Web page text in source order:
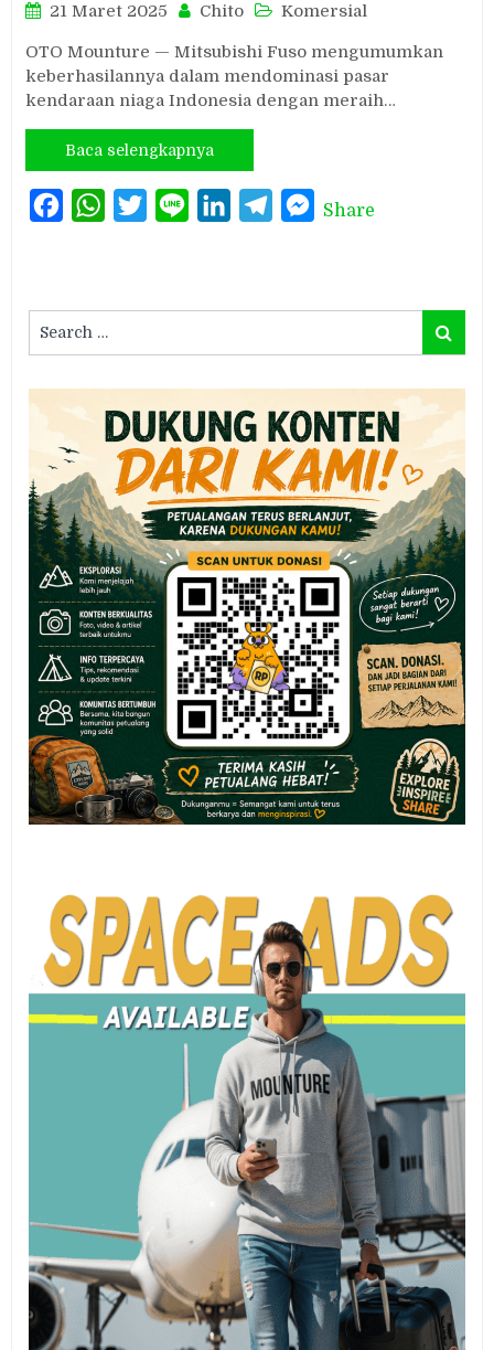
21 Maret 2025 Chito Komersial
OTO Mounture — Mitsubishi Fuso mengumumkan
keberhasilannya dalam mendominasi pasar
kendaraan niaga Indonesia dengan meraih…
Baca selengkapnya
FacebookWhatsAppTwitterLine LinkedInTelegramMessenger
Share
for:
Search